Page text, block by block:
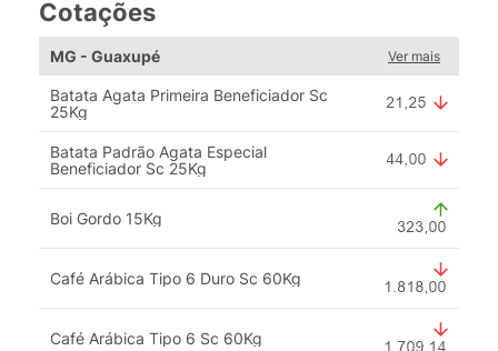
Cotações
MG - Guaxupé Ver mais
Batata Agata Primeira Beneficiador Sc
25Kg
Batata Padrão Agata Especial
Beneficiador Sc 25Kg
Boi Gordo 15Kg
Café Arábica Tipo 6 Duro Sc 60Kg
Café Arábica Tipo 6 Sc 60Kg